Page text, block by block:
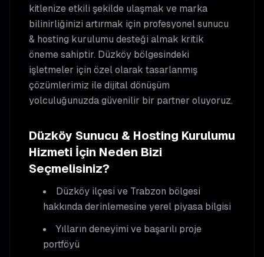
kitlenize etkili şekilde ulaşmak ve marka
bilinirliğinizi artırmak için profesyonelsunucu
& hosting kurulumu desteği almak kritik
öneme sahiptir. Düzköy bölgesindeki
işletmeler için özel olarak tasarlanmış
çözümlerimiz ile dijital dönüşüm
yolculuğunuzda güvenilir bir partner oluyoruz.
Düzköy Sunucu & Hosting Kurulumu
Hizmeti İçin Neden Bizi
Seçmelisiniz?
Düzköy ilçesi ve Trabzon bölgesi
hakkında derinlemesine yerel piyasa bilgisi
Yılların deneyimi ve başarılı proje
portföyü